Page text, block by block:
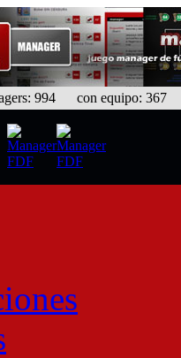
994 con equipo: 367